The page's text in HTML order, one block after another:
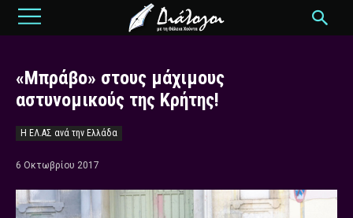
«Μπράβο» στους μάχιμους
αστυνομικούς της Κρήτης!
Η ΕΛ.ΑΣ ανά την Ελλάδα
6 Οκτωβρίου 2017